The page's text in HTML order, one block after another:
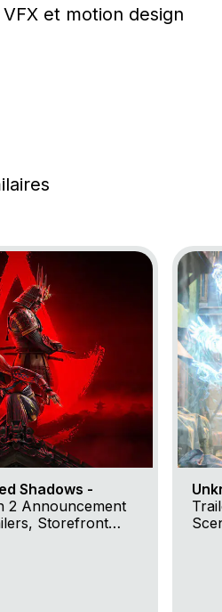
et motion design
Creed Shadows
Shadows -
2 Announcement
Storefront
Go to